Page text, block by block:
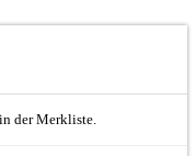
der Merkliste.